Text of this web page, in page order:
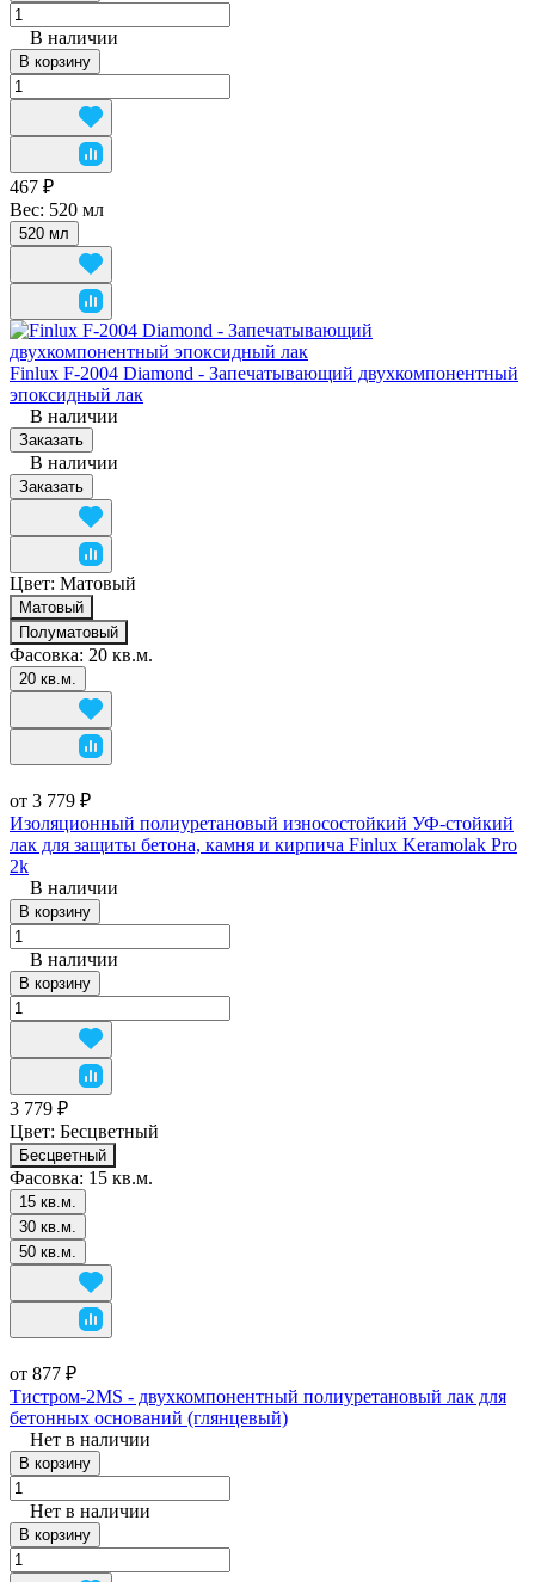
В наличии
В корзину
467 ₽
Вес: 520 мл
520 мл
Finlux F-2004 Diamond - Запечатывающий двухкомпонентный
эпоксидный лак
В наличии
Заказать
В наличии
Заказать
Цвет: Матовый
Матовый
Полуматовый
Фасовка: 20 кв.м.
20 кв.м.
от 3 779 ₽
Изоляционный полиуретановый износостойкий УФ-стойкий
лак для защиты бетона, камня и кирпича Finlux Keramolak Pro
2k
В наличии
В корзину
В наличии
В корзину
3 779 ₽
Цвет: Бесцветный
Бесцветный
Фасовка: 15 кв.м.
15 кв.м.
30 кв.м.
50 кв.м.
от 877 ₽
Тистром-2MS - двухкомпонентный полиуретановый лак для
бетонных оснований (глянцевый)
Нет в наличии
В корзину
Нет в наличии
В корзину